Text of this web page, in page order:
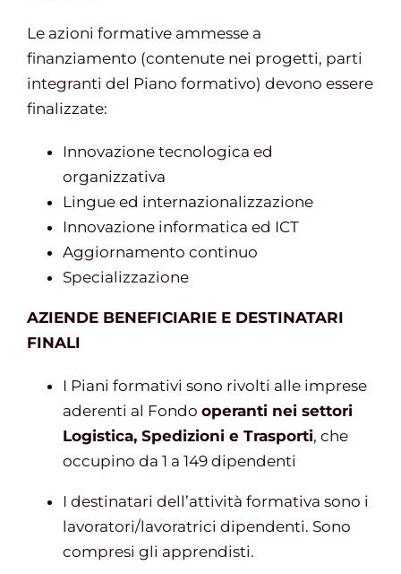
Le azioni formative ammesse a
finanziamento (contenute nei progetti, parti
integranti del Piano formativo) devono essere
finalizzate:
Innovazione tecnologica ed
organizzativa
Lingue ed internazionalizzazione
Innovazione informatica ed ICT
Aggiornamento continuo
Specializzazione
AZIENDE BENEFICIARIE E DESTINATARI
FINALI
I Piani formativi sono rivolti alle imprese
aderenti al Fondo operanti nei settori
Logistica, Spedizioni e Trasporti, che
occupino da 1 a 149 dipendenti
I destinatari dell’attività formativa sono i
lavoratori/lavoratrici dipendenti. Sono
compresi gli apprendisti.